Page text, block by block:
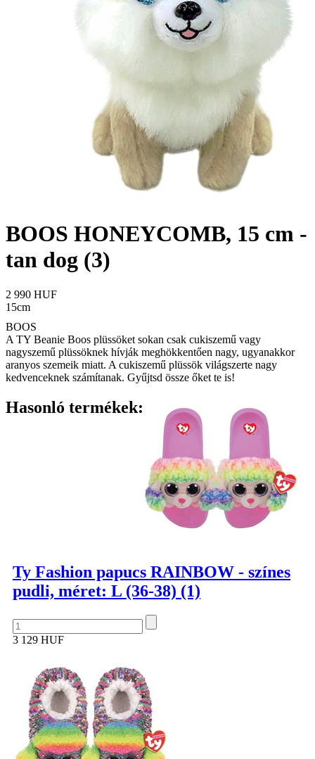
BOOS HONEYCOMB, 15 cm -
tan dog (3)
2 990 HUF
15cm
BOOS
A TY Beanie Boos plüssöket sokan csak cukiszemű vagy
nagyszemű plüssöknek hívják meghökkentően nagy, ugyanakkor
aranyos szemeik miatt. A cukiszemű plüssök világszerte nagy
kedvenceknek számítanak. Gyűjtsd össze őket te is!
Hasonló termékek:
Ty Fashion papucs RAINBOW - színes
pudli, méret: L (36-38) (1)
3 129 HUF